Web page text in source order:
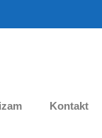
Kontakt